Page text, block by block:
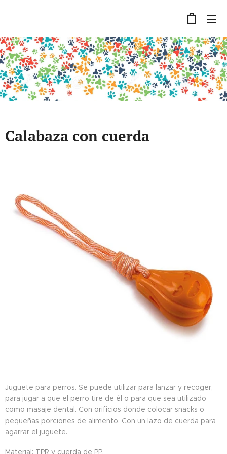
Calabaza con cuerda
Juguete para perros. Se puede utilizar para lanzar y recoger,
para jugar a que el perro tire de él o para que sea utilizado
como masaje dental. Con orificios donde colocar snacks o
pequeñas porciones de alimento. Con un lazo de cuerda para
agarrar el juguete.
Material: TPR y cuerda de PP.